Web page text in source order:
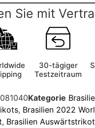
Sie mit
30-tägiger
Testzeitraum
Kategorie
, Brasilien 2022
, Brasilien Auswärtstrikot